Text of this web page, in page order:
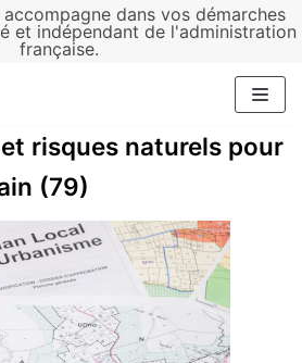
dans vos démarches
et indépendant de l'administration
française.
risques naturels pour
(79)